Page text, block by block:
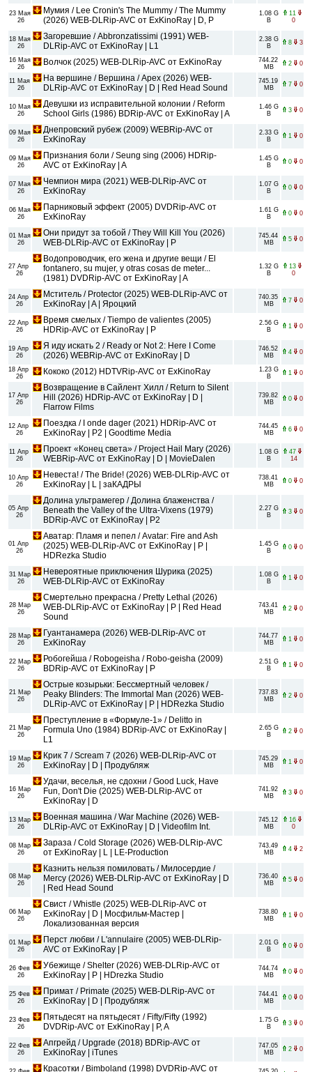
23 Мая
26
Мумия / Lee Cronin's The Mummy / The Mummy
(2026) WEB-DLRip-AVC от ExKinoRay | D, P
1.08 G
B
11
0
18 Мая
26
Загоревшие / Abbronzatissimi (1991) WEB-
DLRip-AVC от ExKinoRay | L1
2.38 G
B
8 3
16 Мая
26
Волчок (2025) WEB-DLRip-AVC от ExKinoRay
744.22
MB
2 0
11 Мая
26
На вершине / Вершина / Apex (2026) WEB-
DLRip-AVC от ExKinoRay | D | Red Head Sound
745.19
MB
7 0
10 Мая
26
Девушки из исправительной колонии / Reform
School Girls (1986) BDRip-AVC от ExKinoRay | A
1.46 G
B
3 0
09 Мая
26
Днепровский рубеж (2009) WEBRip-AVC от
ExKinoRay
2.33 G
B
1 0
09 Мая
26
Признания боли / Seung sing (2006) HDRip-
AVC от ExKinoRay | A
1.45 G
B
0 0
07 Мая
26
Чемпион мира (2021) WEB-DLRip-AVC от
ExKinoRay
1.07 G
B
0 0
06 Мая
26
Парниковый эффект (2005) DVDRip-AVC от
ExKinoRay
1.61 G
B
0 0
01 Мая
26
Они придут за тобой / They Will Kill You (2026)
WEB-DLRip-AVC от ExKinoRay | P
745.44
MB
5 0
27 Апр
26
Водопроводчик, его жена и другие вещи / El
fontanero, su mujer, y otras cosas de meter...
(1981) DVDRip-AVC от ExKinoRay | A
1.32 G
B
13
0
24 Апр
26
Мститель / Protector (2025) WEB-DLRip-AVC от
ExKinoRay | A | Яроцкий
740.35
MB
7 0
22 Апр
26
Время смелых / Tiempo de valientes (2005)
HDRip-AVC от ExKinoRay | P
2.56 G
B
1 0
19 Апр
26
Я иду искать 2 / Ready or Not 2: Here I Come
(2026) WEBRip-AVC от ExKinoRay | D
746.52
MB
4 0
18 Апр
26
Кококо (2012) HDTVRip-AVC от ExKinoRay
1.23 G
B
1 0
17 Апр
26
Возвращение в Сайлент Хилл / Return to Silent
Hill (2026) HDRip-AVC от ExKinoRay | D |
Flarrow Films
739.82
MB
0 0
12 Апр
26
Поездка / I onde dager (2021) HDRip-AVC от
ExKinoRay | P2 | Goodtime Media
744.45
MB
6 0
11 Апр
26
Проект «Конец света» / Project Hail Mary (2026)
WEBRip-AVC от ExKinoRay | D | MovieDalen
1.08 G
B
47
14
10 Апр
26
Невеста! / The Bride! (2026) WEB-DLRip-AVC от
ExKinoRay | L | заКАДРЫ
738.41
MB
0 0
05 Апр
26
Долина ультрамегер / Долина блаженства /
Beneath the Valley of the Ultra-Vixens (1979)
BDRip-AVC от ExKinoRay | P2
2.27 G
B
3 0
01 Апр
26
Аватар: Пламя и пепел / Avatar: Fire and Ash
(2025) WEB-DLRip-AVC от ExKinoRay | P |
HDRezka Studio
1.45 G
B
0 0
31 Мар
26
Невероятные приключения Шурика (2025)
WEB-DLRip-AVC от ExKinoRay
1.08 G
B
1 0
28 Мар
26
Смертельно прекрасна / Pretty Lethal (2026)
WEB-DLRip-AVC от ExKinoRay | P | Red Head
Sound
743.41
MB
2 0
28 Мар
26
Гуантанамера (2026) WEB-DLRip-AVC от
ExKinoRay
744.77
MB
1 0
22 Мар
26
Робогейша / Robogeisha / Robo-geisha (2009)
BDRip-AVC от ExKinoRay | P
2.51 G
B
1 0
21 Мар
26
Острые козырьки: Бессмертный человек /
Peaky Blinders: The Immortal Man (2026) WEB-
DLRip-AVC от ExKinoRay | P | HDRezka Studio
737.83
MB
2 0
21 Мар
26
Преступление в «Формуле-1» / Delitto in
Formula Uno (1984) BDRip-AVC от ExKinoRay |
L1
2.65 G
B
2 0
19 Мар
26
Крик 7 / Scream 7 (2026) WEB-DLRip-AVC от
ExKinoRay | D | Продубляж
745.29
MB
1 0
16 Мар
26
Удачи, веселья, не сдохни / Good Luck, Have
Fun, Don't Die (2025) WEB-DLRip-AVC от
ExKinoRay | D
741.92
MB
3 0
13 Мар
26
Военная машина / War Machine (2026) WEB-
DLRip-AVC от ExKinoRay | D | Videofilm Int.
745.12
MB
16
0
08 Мар
26
Зараза / Cold Storage (2026) WEB-DLRip-AVC
от ExKinoRay | L | LE-Production
743.49
MB
4 2
08 Мар
26
Казнить нельзя помиловать / Милосердие /
Mercy (2026) WEB-DLRip-AVC от ExKinoRay | D
| Red Head Sound
736.40
MB
5 0
06 Мар
26
Свист / Whistle (2025) WEB-DLRip-AVC от
ExKinoRay | D | Мосфильм-Мастер |
Локализованная версия
738.80
MB
1 0
01 Мар
26
Перст любви / L'annulaire (2005) WEB-DLRip-
AVC от ExKinoRay | P
2.01 G
B
0 0
26 Фев
26
Убежище / Shelter (2026) WEB-DLRip-AVC от
ExKinoRay | P | HDrezka Studio
744.74
MB
0 0
25 Фев
26
Примат / Primate (2025) WEB-DLRip-AVC от
ExKinoRay | D | Продубляж
744.41
MB
0 0
23 Фев
26
Пятьдесят на пятьдесят / Fifty/Fifty (1992)
DVDRip-AVC от ExKinoRay | P, A
1.75 G
B
3 0
22 Фев
26
Апгрейд / Upgrade (2018) BDRip-AVC от
ExKinoRay | iTunes
747.05
MB
2 0
Красотки / Bimboland (1998) DVDRip-AVC от